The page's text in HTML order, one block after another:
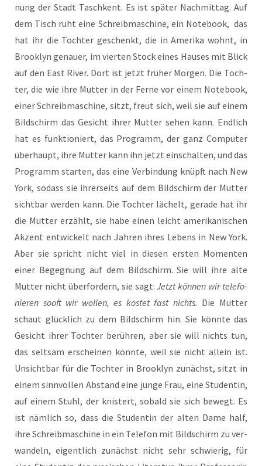
nung der Stadt Tasch­kent. Es ist spä­ter Nach­mit­tag. Auf
dem Tisch ruht eine Schreib­ma­schi­ne, ein Note­book, das
hat ihr die Toch­ter geschenkt, die in Ame­ri­ka wohnt, in
Brook­lyn genau­er, im vier­ten Stock eines Hau­ses mit Blick
auf den East River. Dort ist jetzt frü­her Mor­gen. Die Toch­
ter, die wie ihre Mut­ter in der Fer­ne vor einem Note­book,
einer Schreib­ma­schi­ne, sitzt, freut sich, weil sie auf einem
Bild­schirm das Gesicht ihrer Mut­ter sehen kann. End­lich
hat es funk­tio­niert, das Pro­gramm, der ganz Com­pu­ter
über­haupt, ihre Mut­ter kann ihn jetzt ein­schal­ten, und das
Pro­gramm star­ten, das eine Ver­bin­dung knüpft nach New
York, sodass sie ihrer­seits auf dem Bild­schirm der Mut­ter
sicht­bar wer­den kann. Die Toch­ter lächelt, gera­de hat ihr
die Mut­ter erzählt, sie habe einen leicht ame­ri­ka­ni­schen
Akzent ent­wi­ckelt nach Jah­ren ihres Lebens in New York.
Aber sie spricht nicht viel in die­sen ers­ten Momen­ten
einer Begeg­nung auf dem Bild­schirm. Sie will ihre alte
Mut­ter nicht über­for­dern, sie sagt:Jetzt kön­nen wir tele­fo­
nie­ren sooft wir wol­len, es kos­tet fast nichts. Die Mut­ter
schaut glück­lich zu dem Bild­schirm hin. Sie könn­te das
Gesicht ihrer Toch­ter berüh­ren, aber sie will nichts tun,
das selt­sam erschei­nen könn­te, weil sie nicht allein ist.
Unsicht­bar für die Toch­ter in Brook­lyn zunächst, sitzt in
einem sinn­vol­len Abstand eine jun­ge Frau, eine Stu­den­tin,
auf einem Stuhl, der knis­tert, sobald sie sich bewegt. Es
ist näm­lich so, dass die Stu­den­tin der alten Dame half,
ihre Schreib­ma­schi­ne in ein Tele­fon mit Bild­schirm zu ver­
wan­deln, eigent­lich zunächst nicht sehr schwie­rig, für